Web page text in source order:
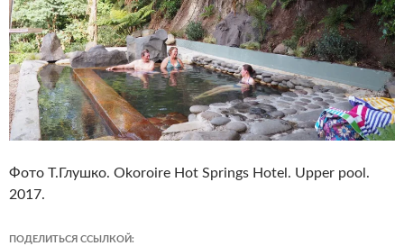
Фото Т.Глушко. Okoroire Hot Springs Hotel. Upper pool.
2017.
ПОДЕЛИТЬСЯ ССЫЛКОЙ: